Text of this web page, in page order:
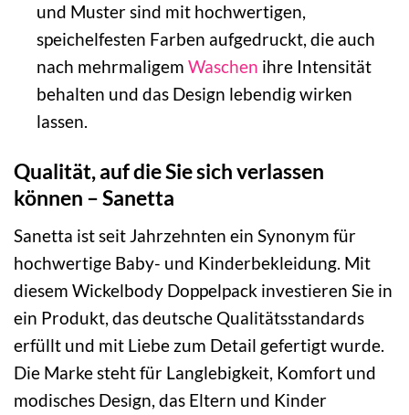
und Muster sind mit hochwertigen,
speichelfesten Farben aufgedruckt, die auch
nach mehrmaligem Waschen ihre Intensität
behalten und das Design lebendig wirken
lassen.
Qualität, auf die Sie sich verlassen
können – Sanetta
Sanetta ist seit Jahrzehnten ein Synonym für
hochwertige Baby- und Kinderbekleidung. Mit
diesem Wickelbody Doppelpack investieren Sie in
ein Produkt, das deutsche Qualitätsstandards
erfüllt und mit Liebe zum Detail gefertigt wurde.
Die Marke steht für Langlebigkeit, Komfort und
modisches Design, das Eltern und Kinder